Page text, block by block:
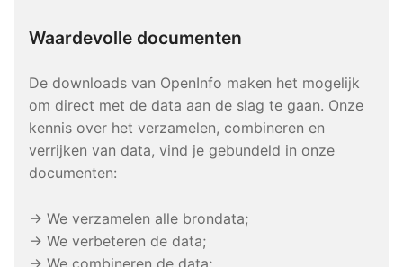
Waardevolle documenten
De downloads van OpenInfo maken het mogelijk
om direct met de data aan de slag te gaan. Onze
kennis over het verzamelen, combineren en
verrijken van data, vind je gebundeld in onze
documenten:
→ We verzamelen alle brondata;
→ We verbeteren de data;
→ We combineren de data;